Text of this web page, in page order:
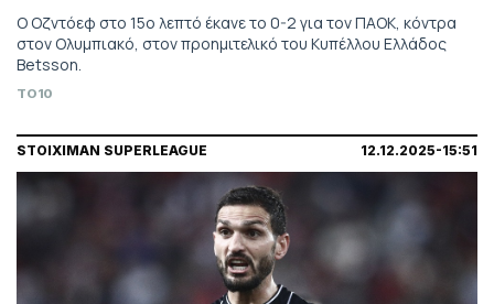
Ο Οζντόεφ στο 15ο λεπτό έκανε το 0-2 για τον ΠΑΟΚ, κόντρα
στον Ολυμπιακό, στον προημιτελικό του Κυπέλλου Ελλάδος
Betsson.
TO10
STOIXIMAN SUPERLEAGUE 12.12.2025-15:51